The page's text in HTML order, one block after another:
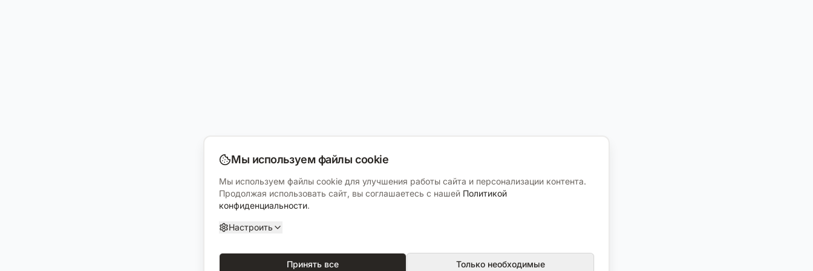
Мы используем файлы cookie
Мы используем файлы cookie для улучшения работы сайта и персонализации контента.
Продолжая использовать сайт, вы соглашаетесь с нашей Политикой
конфиденциальности.
Настроить
Принять все Только необходимые